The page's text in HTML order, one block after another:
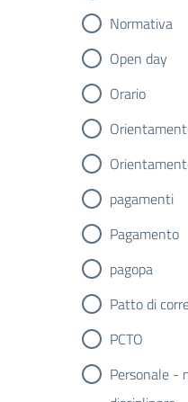
Normativa
Open day
Orario
pagamenti
Pagamento
pagopa
Patto di
PCTO
Personale -